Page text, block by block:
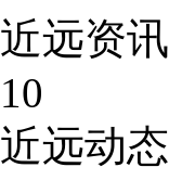
近远资讯
10
近远动态